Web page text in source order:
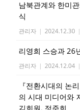
남북관계와 한미
식
관리자 | 2024.12.30 |
리영희 스승과 26
관리자 | 2024.12.04 |
『전환시대의 논
의 시대 미디어와